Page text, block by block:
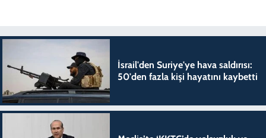
İsrail'den Suriye'ye hava saldırısı:
50'den fazla kişi hayatını kaybetti